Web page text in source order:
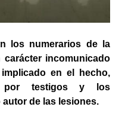
los numerarios de la
carácter incomunicado
en el hecho,
por testigos y los
de las lesiones.